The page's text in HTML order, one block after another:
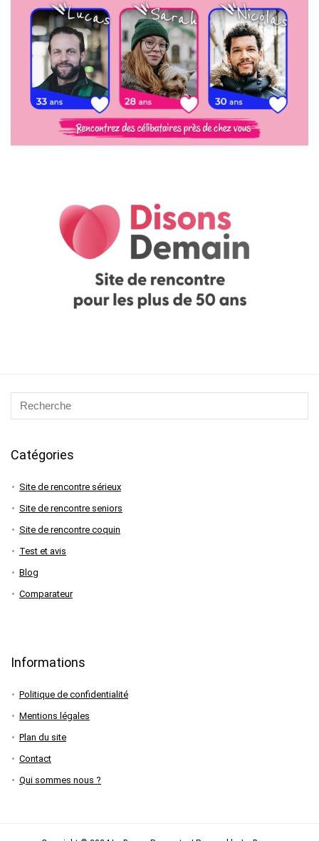
Catégories
Site de rencontre sérieux
Site de rencontre seniors
Site de rencontre coquin
Test et avis
Blog
Comparateur
Informations
Politique de confidentialité
Mentions légales
Plan du site
Contact
Qui sommes nous ?